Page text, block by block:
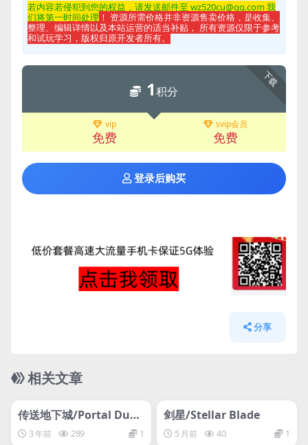
若内容若侵犯到您的权益，请发送邮件至 wz520cu@qq.com 我
们将第一时间处理 ！ 资源所需价格并非资源售卖价格，是收集、
整理、编辑详情以及本站运营的适当补贴， 所有资源仅限于参考
和试玩学习，版权归原开发者所有。
下载
1积分
vip
免费
svip会员
免费
登录后购买
分享
相关文章
网盘下载游戏
传送地下城/Portal Dung
eon3 年前 289 1
网盘下载游戏
剑星/Stellar Blade
5 月前 40 1